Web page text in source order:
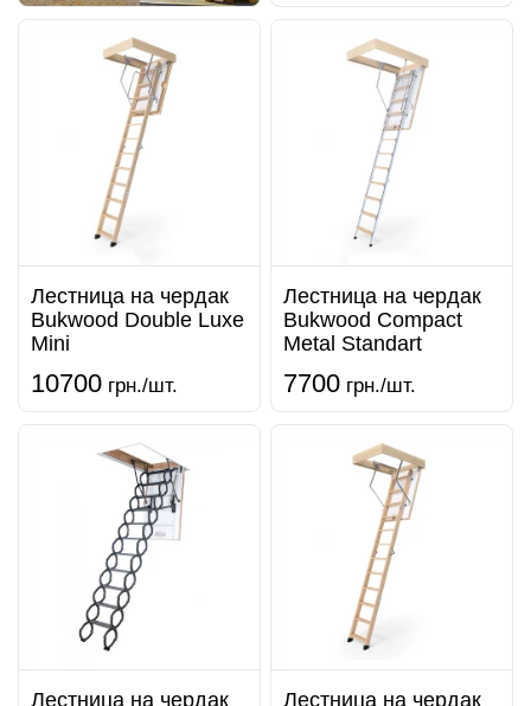
Лестница на чердак
Bukwood Double Luxe
Mini
10700 грн./шт.
Лестница на чердак
Bukwood Compact
Metal Standart
7700 грн./шт.
Лестница на чердак
Лестница на чердак